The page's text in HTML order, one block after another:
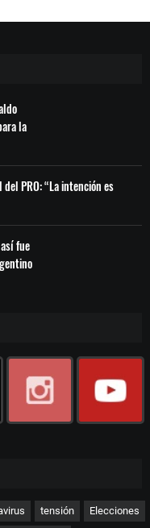
la
PRO: “La intención es
fue
tensión Elecciones